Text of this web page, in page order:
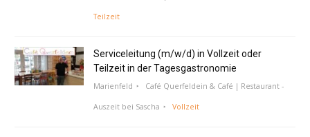
Teilzeit
Serviceleitung (m/w/d) in Vollzeit oder
Teilzeit in der Tagesgastronomie
Marienfeld Café Querfeldein & Café | Restaurant -
Auszeit bei Sascha Vollzeit